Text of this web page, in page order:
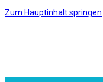
Zum Hauptinhalt springen